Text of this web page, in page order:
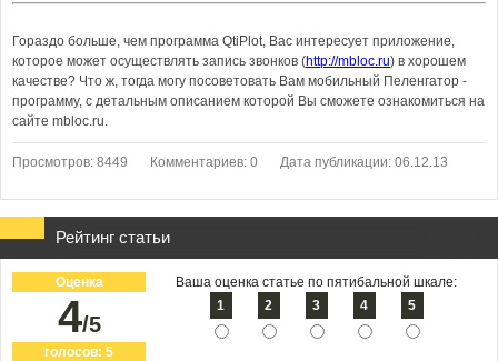
Гораздо больше, чем программа QtiPlot, Вас интересует приложение,
которое может осуществлять запись звонков (http://mbloc.ru) в хорошем
качестве? Что ж, тогда могу посоветовать Вам мобильный Пеленгатор -
программу, с детальным описанием которой Вы сможете ознакомиться на
сайте mbloc.ru.
Просмотров: 8449 Комментариев: 0 Дата публикации: 06.12.13
Рейтинг статьи
Оценка
4/5
голосов: 5
Ваша оценка статье по пятибальной шкале:
1
2 3 4 5